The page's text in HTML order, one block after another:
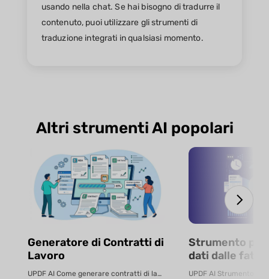
usando nella chat. Se hai bisogno di tradurre il
contenuto, puoi utilizzare gli strumenti di
traduzione integrati in qualsiasi momento.
Altri strumenti AI popolari
Generatore di Contratti di
Lavoro
UPDF AI Come generare contratti di lavoro online Crea contratti di lavoro ...
Strumento
dati dalle
IA